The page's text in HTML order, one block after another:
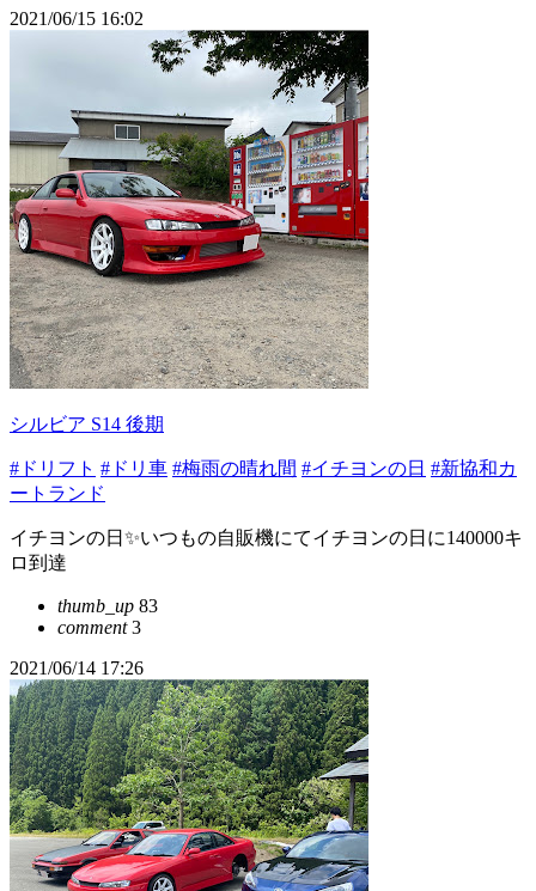
2021/06/15 16:02
シルビア S14 後期
#ドリフト #ドリ車 #梅雨の晴れ間 #イチヨンの日 #新協和カ
ートランド
イチヨンの日✨いつもの自販機にてイチヨンの日に140000キ
ロ到達
thumb_up 83
comment3
2021/06/14 17:26